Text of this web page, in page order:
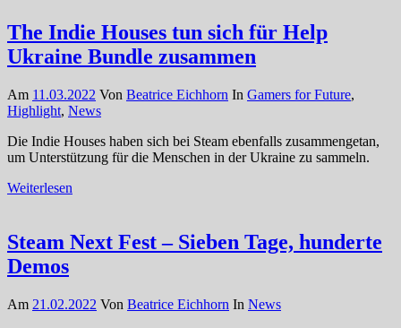
The Indie Houses tun sich für Help
Ukraine Bundle zusammen
Am 11.03.2022 Von Beatrice Eichhorn In Gamers for Future,
Highlight, News
Die Indie Houses haben sich bei Steam ebenfalls zusammengetan,
um Unterstützung für die Menschen in der Ukraine zu sammeln.
Weiterlesen
Steam Next Fest – Sieben Tage, hunderte
Demos
Am 21.02.2022 Von Beatrice Eichhorn In News